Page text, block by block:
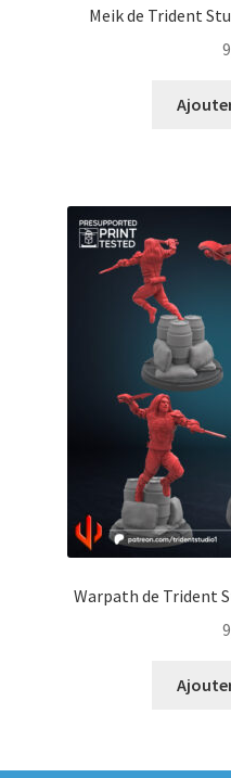
Meik de Trident
Warpath de Trident